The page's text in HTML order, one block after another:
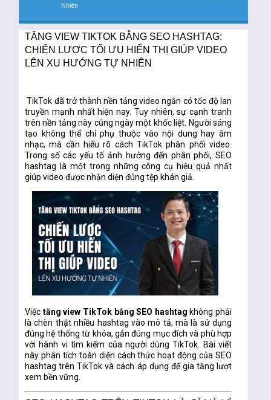
Nhiên
TĂNG VIEW TIKTOK BẰNG SEO HASHTAG:
CHIẾN LƯỢC TỐI ƯU HIỂN THỊ GIÚP VIDEO
LÊN XU HƯỚNG TỰ NHIÊN
TikTok đã trở thành nền tảng video ngắn có tốc độ lan
truyền mạnh nhất hiện nay. Tuy nhiên, sự cạnh tranh
trên nền tảng này cũng ngày một khốc liệt. Người sáng
tạo không thể chỉ phụ thuộc vào nội dung hay âm
nhạc, mà cần hiểu rõ cách TikTok phân phối video.
Trong số các yếu tố ảnh hưởng đến phân phối, SEO
hashtag là một trong những công cụ hiệu quả nhất
giúp video được nhận diện đúng tệp khán giả.
Việc tăng view TikTok bằng SEO hashtag không phải
là chèn thật nhiều hashtag vào mô tả, mà là sử dụng
đúng hệ thống từ khóa, gắn đúng mục đích và phù hợp
với hành vi tìm kiếm của người dùng TikTok. Bài viết
này phân tích toàn diện cách thức hoạt động của SEO
hashtag trên TikTok và cách áp dụng để gia tăng lượt
xem bền vững.